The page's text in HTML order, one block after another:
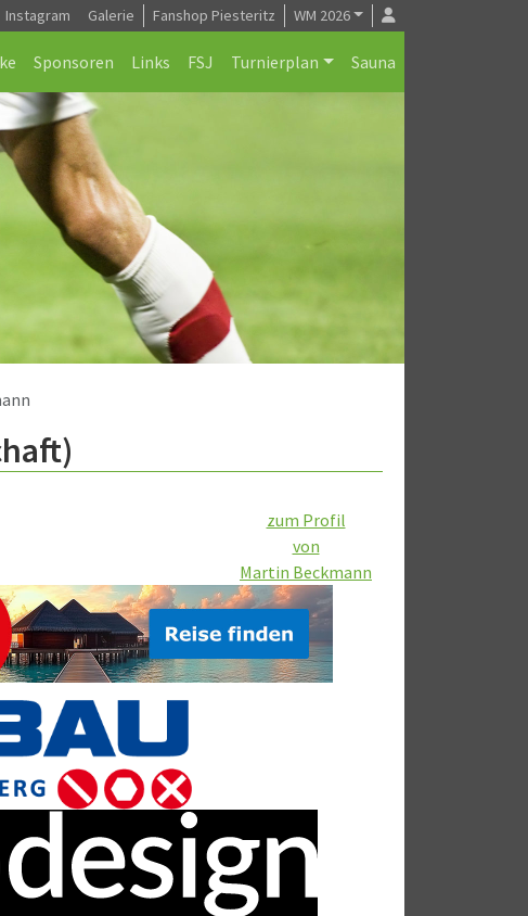
Instagram Galerie Fanshop Piesteritz WM 2026
Sponsoren Links FSJ Turnierplan Sauna
zum Profil
von
Martin Beckmann